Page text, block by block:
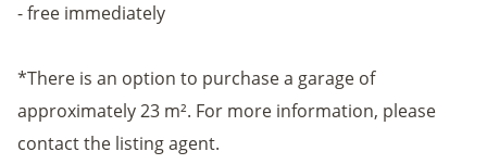
- free immediately
*There is an option to purchase a garage of
approximately 23 m². For more information, please
contact the listing agent.